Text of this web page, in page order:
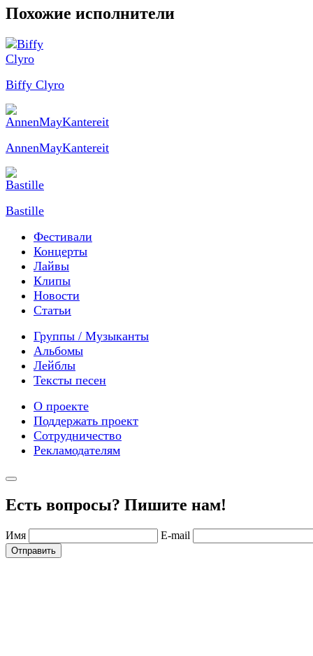
Похожие исполнители
Biffy Clyro
AnnenMayKantereit
Bastille
Фестивали
Концерты
Лайвы
Клипы
Новости
Статьи
Группы / Музыканты
Альбомы
Лейблы
Тексты песен
О проекте
Поддержать проект
Сотрудничество
Рекламодателям
Есть вопросы? Пишите нам!
Имя E-mail